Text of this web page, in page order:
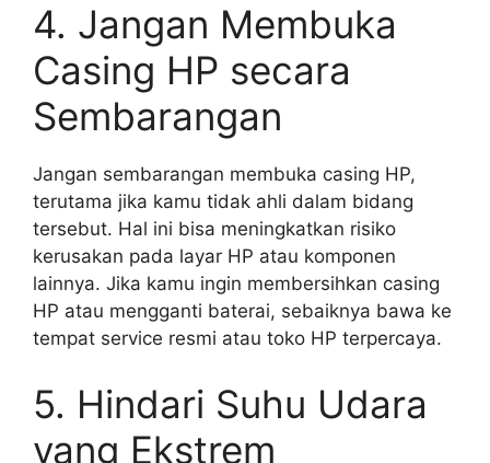
4. Jangan Membuka
Casing HP secara
Sembarangan
Jangan sembarangan membuka casing HP,
terutama jika kamu tidak ahli dalam bidang
tersebut. Hal ini bisa meningkatkan risiko
kerusakan pada layar HP atau komponen
lainnya. Jika kamu ingin membersihkan casing
HP atau mengganti baterai, sebaiknya bawa ke
tempat service resmi atau toko HP terpercaya.
5. Hindari Suhu Udara
yang Ekstrem